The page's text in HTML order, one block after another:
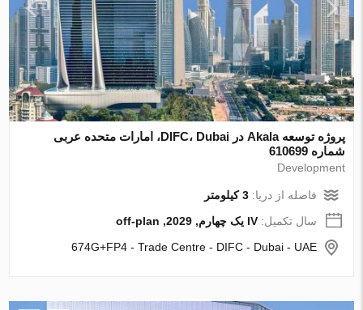
پروژه توسعه Akala در DIFC، Dubai، امارات متحده عربی
شماره 610699
Development
فاصله از دریا:3 کیلومتر
سال تکمیل:IV یک چهارم, 2029, off-plan
674G+FP4 - Trade Centre - DIFC - Dubai - UAE